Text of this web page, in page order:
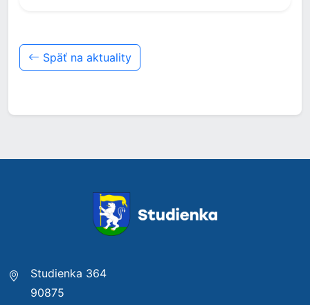
Späť na aktuality
Studienka 364
90875